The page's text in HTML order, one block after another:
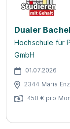
Dualer
Hochschule für
GmbH
01.07.2026
2344 Maria
450 € pro